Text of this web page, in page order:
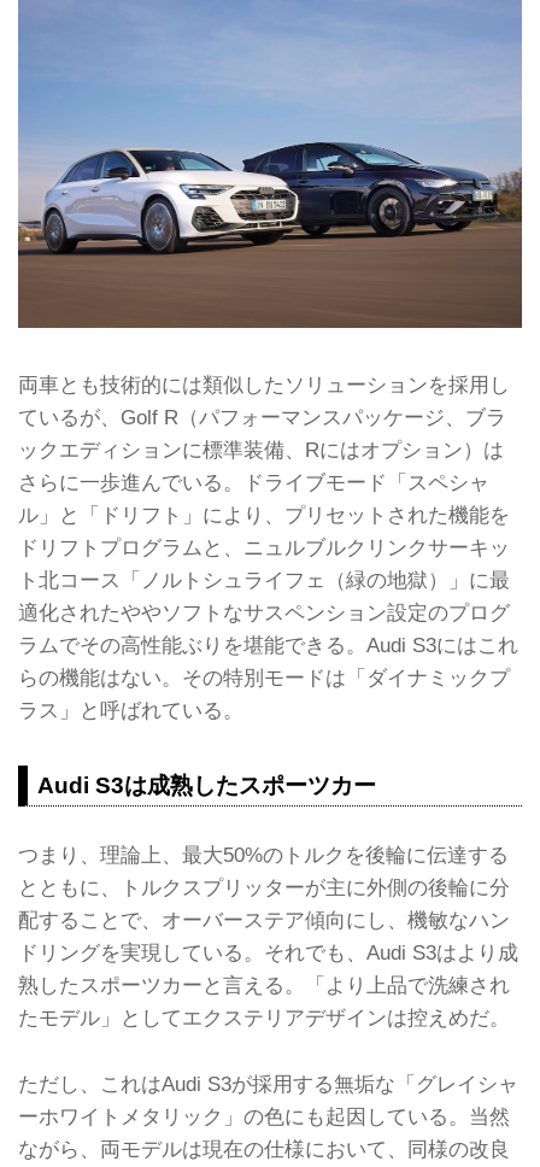
両車とも技術的には類似したソリューションを採用し
ているが、Golf R（パフォーマンスパッケージ、ブラ
ックエディションに標準装備、Rにはオプション）は
さらに一歩進んでいる。ドライブモード「スペシャ
ル」と「ドリフト」により、プリセットされた機能を
ドリフトプログラムと、ニュルブルクリンクサーキッ
ト北コース「ノルトシュライフェ（緑の地獄）」に最
適化されたややソフトなサスペンション設定のプログ
ラムでその高性能ぶりを堪能できる。Audi S3にはこれ
らの機能はない。その特別モードは「ダイナミックプ
ラス」と呼ばれている。
Audi S3は成熟したスポーツカー
つまり、理論上、最大50%のトルクを後輪に伝達する
とともに、トルクスプリッターが主に外側の後輪に分
配することで、オーバーステア傾向にし、機敏なハン
ドリングを実現している。それでも、Audi S3はより成
熟したスポーツカーと言える。「より上品で洗練され
たモデル」としてエクステリアデザインは控えめだ。
ただし、これはAudi S3が採用する無垢な「グレイシャ
ーホワイトメタリック」の色にも起因している。当然
ながら、両モデルは現在の仕様において、同様の改良